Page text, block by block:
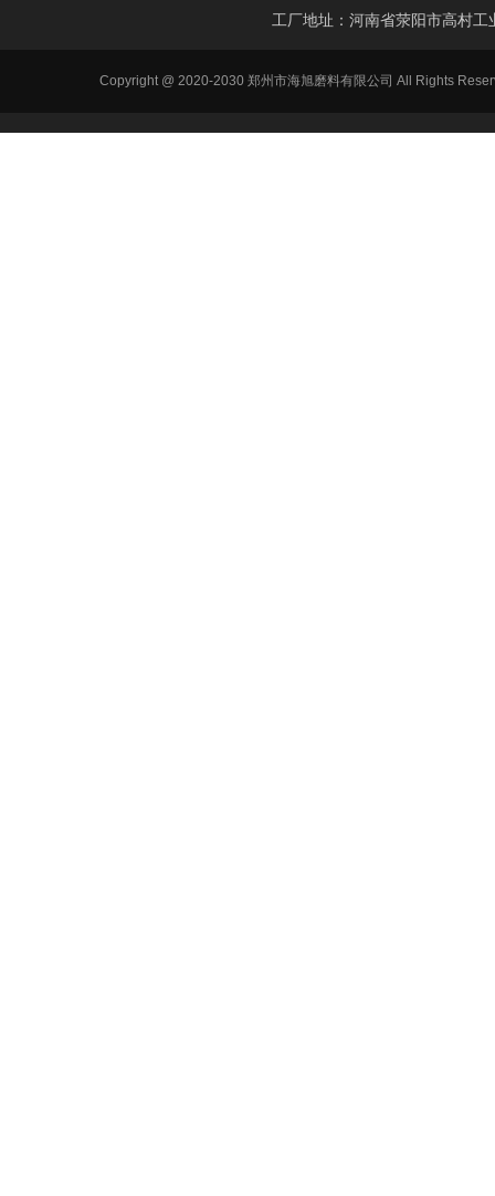
工厂地址：河南省荥阳市高村工
Copyright @ 2020-2030 郑州市海旭磨料有限公司 All Rights